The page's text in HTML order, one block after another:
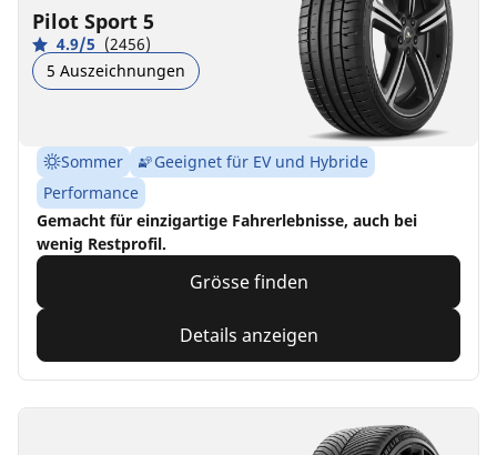
Pilot Sport 5
4.9/5 (2456)
5 Auszeichnungen
Sommer
Geeignet für EV und Hybride
Performance
Gemacht für einzigartige Fahrerlebnisse, auch bei
wenig Restprofil.
Grösse finden
Details anzeigen